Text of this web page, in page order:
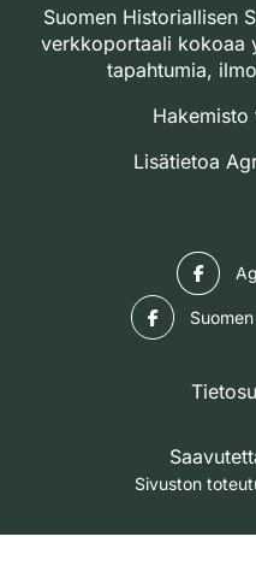
Suomen Historiallisen
verkkoportaali kokoaa
tapahtumia,
Hakemisto
Lisätietoa
Sivuston